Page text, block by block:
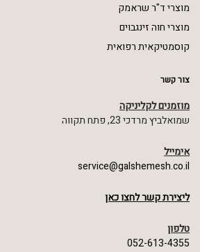
מוצרי ד"ר שראמק
מוצרי חוה זינגבוים
קוסמטיקאית רפואית
צור קשר
מוזמנים לקליניקה
שמואלביץ מרדכי 23, פתח תקווה
אימייל
service@galshemesh.co.il
ליצירת קשר לחצו כאן
טלפון
052-613-4355